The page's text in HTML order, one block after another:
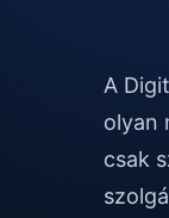
A
olyan
csak